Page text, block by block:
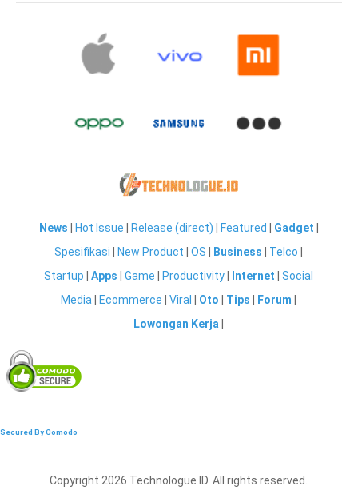
News Hot Issue Release (direct) Featured Gadget
Spesifikasi
New Product |OS Business Telco
Startup |Apps |Game Productivity Internet |Social
Media
Ecommerce |Viral Oto Tips Forum
Lowongan Kerja
Secured By Comodo
Copyright 2026 Technologue ID. All rights reserved.